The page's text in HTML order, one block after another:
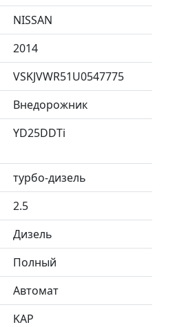
NISSAN
2014
VSKJVWR51U0547775
Внедорожник
YD25DDTi
турбо-дизель
2.5
Дизель
Полный
Автомат
KAP